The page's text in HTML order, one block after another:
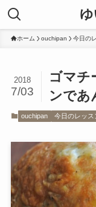
ホーム ouchipan 今日の
ゴマチ
ンであ
2018
7/03
ouchipan 今日のレッス